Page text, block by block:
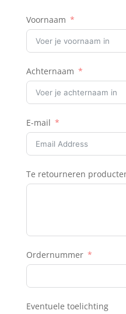
Voornaam
Achternaam
E-mail
Te retourneren
Ordernummer
Eventuele toelichting